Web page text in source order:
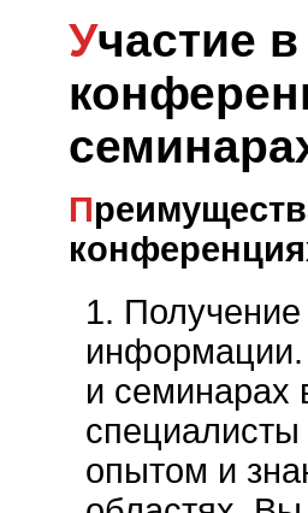
Участие в
Преимущества участия в
и семинарах
опытом и